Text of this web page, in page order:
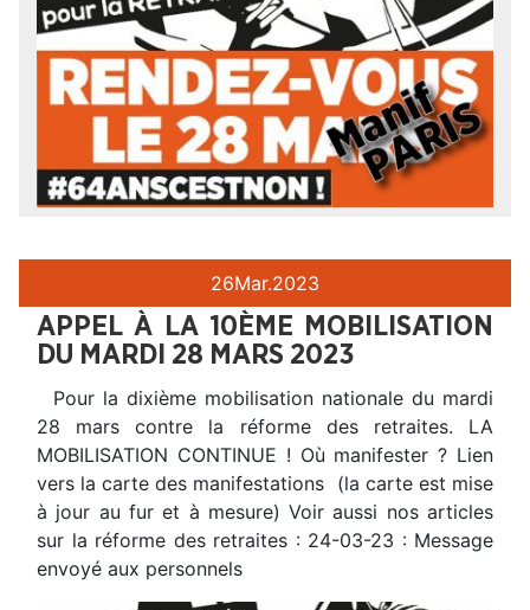
26Mar.2023
APPEL À LA 10ÈME MOBILISATION
DU MARDI 28 MARS 2023
Pour la dixième mobilisation nationale du mardi
28 mars contre la réforme des retraites. LA
MOBILISATION CONTINUE ! Où manifester ? Lien
vers la carte des manifestations (la carte est mise
à jour au fur et à mesure) Voir aussi nos articles
sur la réforme des retraites : 24-03-23 : Message
envoyé aux personnels